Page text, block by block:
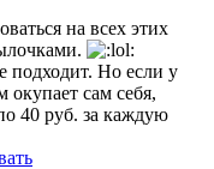
на всех этих
подходит. Но если у
окупает сам себя,
40 руб. за каждую